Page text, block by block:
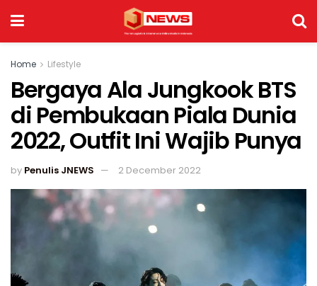
Home Lifestyle
Bergaya Ala Jungkook BTS
di Pembukaan Piala Dunia
2022, Outfit Ini Wajib Punya
by Penulis JNEWS 2 December 2022